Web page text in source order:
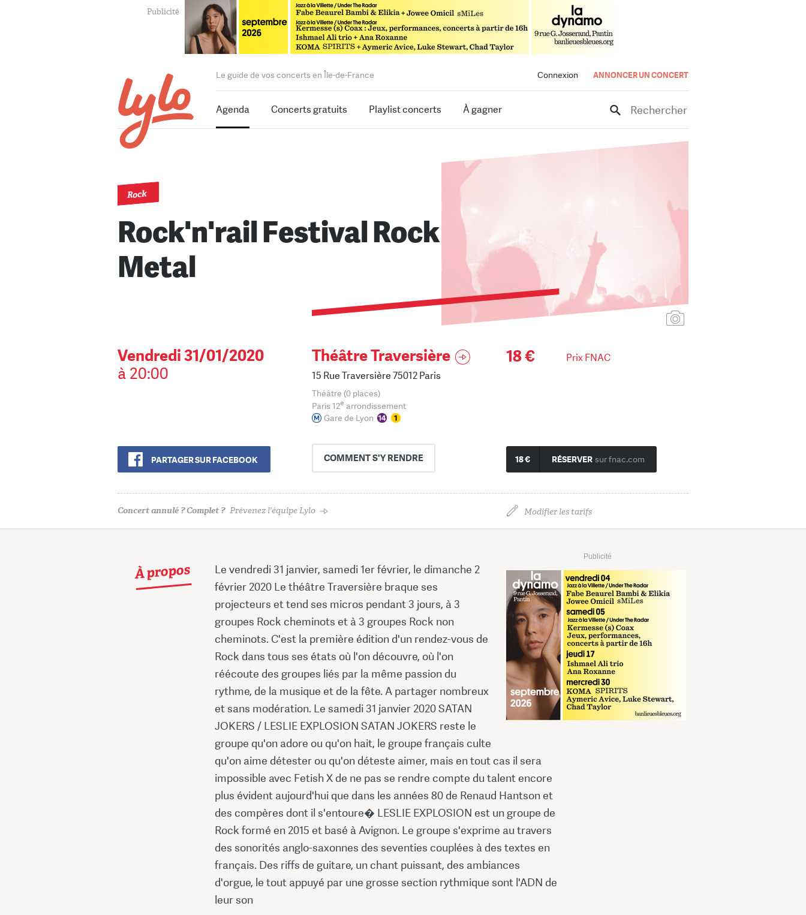
Connexion ANNONCER UN CONCERT
Le guide de vos concerts en Île-de-France
Agenda Concerts gratuits Playlist concerts À gagner Rechercher
Rock
Rock'n'rail Festival Rock
Metal
Vendredi 31/01/2020
à 20:00
PARTAGER SUR FACEBOOK
Théâtre Traversière
15 Rue Traversière 75012 Paris
Théâtre (0 places)
Paris 12e arrondissement
Gare de Lyon
COMMENTS'Y RENDRE
18 € Prix FNAC
18 € RÉSERVER sur fnac.com
Concert annulé ? Complet ? Prévenez l'équipe Lylo Modifier les tarifs
À propos
Publicité
Le vendredi 31 janvier, samedi 1er février, le dimanche 2
février 2020 Le théâtre Traversière braque ses
projecteurs et tend ses micros pendant 3 jours, à 3
groupes Rock cheminots et à 3 groupes Rock non
cheminots. C'est la première édition d'un rendez-vous de
Rock dans tous ses états où l'on découvre, où l'on
réécoute des groupes liés par la même passion du
rythme, de la musique et de la fête. A partager nombreux
et sans modération. Le samedi 31 janvier 2020 SATAN
JOKERS / LESLIE EXPLOSION SATAN JOKERS reste le
groupe qu'on adore ou qu'on hait, le groupe français culte
qu'on aime détester ou qu'on déteste aimer, mais en tout cas il sera
impossible avec Fetish X de ne pas se rendre compte du talent encore
plus évident aujourd'hui que dans les années 80 de Renaud Hantson et
des compères dont il s'entoure� LESLIE EXPLOSION est un groupe de
Rock formé en 2015 et basé à Avignon. Le groupe s'exprime au travers
des sonorités anglo-saxonnes des seventies couplées à des textes en
français. Des riffs de guitare, un chant puissant, des ambiances
d'orgue, le tout appuyé par une grosse section rythmique sont l'ADN de
leur son